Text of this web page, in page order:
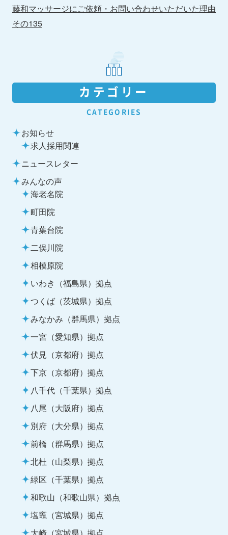
藤和マッサージにご依頼・お問い合わせいただいた理由
その135
カテゴリー
CATEGORIES
お知らせ
求人採用関連
ニュースレター
みんなの声
海老名院
町田院
青葉台院
二俣川院
相模原院
いわき（福島県）拠点
つくば（茨城県）拠点
みなかみ（群馬県）拠点
一宮（愛知県）拠点
伏見（京都府）拠点
下京（京都府）拠点
八千代（千葉県）拠点
八尾（大阪府）拠点
別府（大分県）拠点
前橋（群馬県）拠点
北杜（山梨県）拠点
緑区（千葉県）拠点
和歌山（和歌山県）拠点
塩竈（宮城県）拠点
大崎（宮城県）拠点